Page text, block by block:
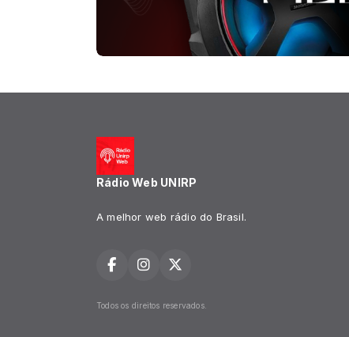
Rádio Web UNIRP
A melhor web rádio do Brasil.
Todos os direitos reservados.